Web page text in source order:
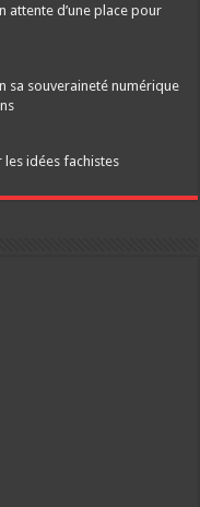
attente d’une place pour
sa souveraineté numérique
idées fachistes